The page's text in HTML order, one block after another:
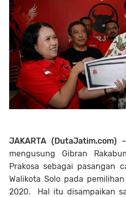
JAKARTA (DutaJatim.com) -
mengusung Gibran
Prakosa sebagai pasangan
Walikota Solo pada
2020. Hal itu disampaikan